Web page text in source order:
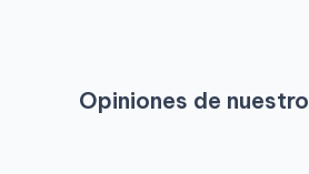
Opiniones de